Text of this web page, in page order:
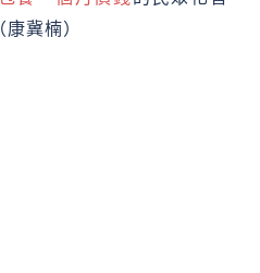
冀楠）